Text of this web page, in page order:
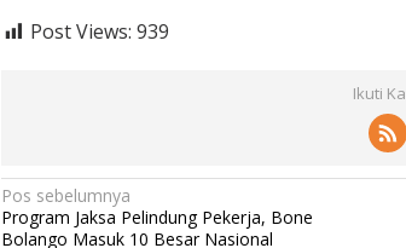
t
s
Post Views: 939
Ikuti
N
a
Pos sebelumnya
Program Jaksa Pelindung Pekerja, Bone
Bolango Masuk 10 Besar Nasional